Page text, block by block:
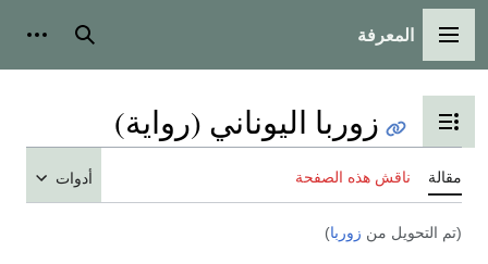
القائمة الرئيسية
المعرفة بحث
تبديل عرض جدول المحتويات
زوربا اليوناني (رواية)
مقالة ناقش هذه الصفحة أدوات
(تم التحويل من زوربا)